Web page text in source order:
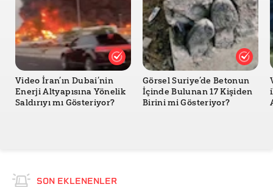
Video İran’ın Dubai’nin
Enerji Altyapısına Yönelik
Saldırıyı mı Gösteriyor?
Görsel Suriye’de Betonun
İçinde Bulunan 17 Kişiden
Birini mi Gösteriyor?
SON EKLENENLER